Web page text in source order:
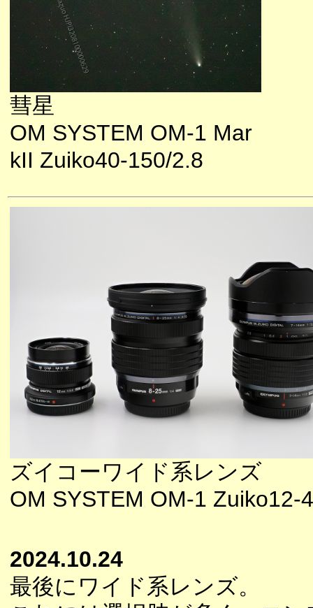
彗星
OM SYSTEM OM-1 Mar
kII Zuiko40-150/2.8
ズイコーワイド系レンズ
OM SYSTEM OM-1 Zuiko12-
2024.10.24
最後にワイド系レンズ。